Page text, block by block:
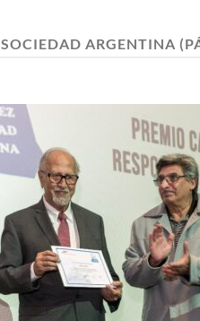
SOCIEDAD ARGENTINA